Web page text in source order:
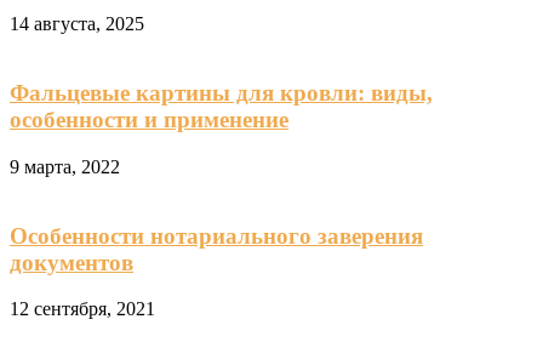
14 августа, 2025
Фальцевые картины для кровли: виды,
особенности и применение
9 марта, 2022
Особенности нотариального заверения
документов
12 сентября, 2021